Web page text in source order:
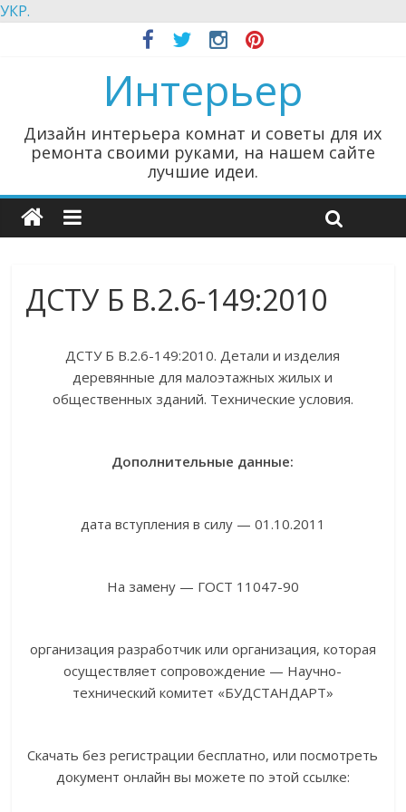
УКР.
Интерьер
Дизайн интерьера комнат и советы для их
ремонта своими руками, на нашем сайте
лучшие идеи.
ДСТУ Б В.2.6-149:2010
ДСТУ Б В.2.6-149:2010. Детали и изделия
деревянные для малоэтажных жилых и
общественных зданий. Технические условия.
Дополнительные данные:
дата вступления в силу — 01.10.2011
На замену — ГОСТ 11047-90
организация разработчик или организация, которая
осуществляет сопровождение — Научно-
технический комитет «БУДСТАНДАРТ»
Скачать без регистрации бесплатно, или посмотреть
документ онлайн вы можете по этой ссылке: